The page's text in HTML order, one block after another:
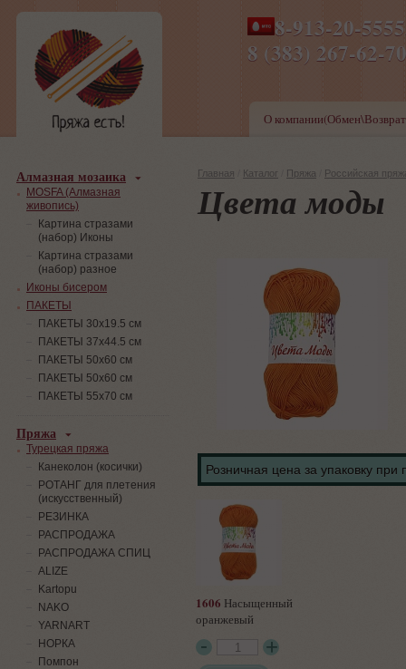
8-913-20-
8 (383) 267-
ПН-ПТ 8-17,СБ-ВС 9-
О
Главная Каталог Пряжа Российская
Цвета моды
Розничная цена за упаковку при
1606 Насыщенный
оранжевый
Алмазная мозаика
MOSFA (Алмазная
живопись)
Картина стразами
(набор) Иконы
Картина стразами
(набор) разное
Иконы бисером
ПАКЕТЫ
ПАКЕТЫ 30х19.5 см
ПАКЕТЫ 37х44.5 см
ПАКЕТЫ 50х60 см
ПАКЕТЫ 50х60 см
ПАКЕТЫ 55х70 см
Пряжа
Турецкая пряжа
Канеколон (косички)
РОТАНГ для плетения
(искусственный)
PЕЗИНКА
РАСПРОДАЖА
РАСПРОДАЖА СПИЦ
ALIZE
Kartopu
NAKO
YARNART
НОРКА
Помпон